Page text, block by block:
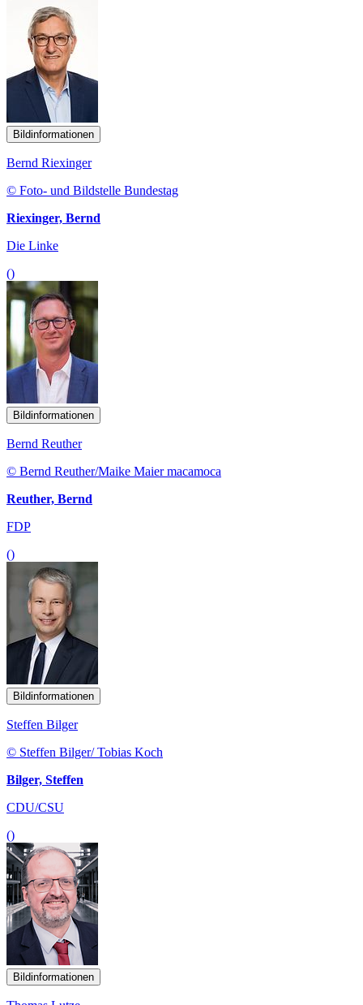
Bildinformationen
Bernd Riexinger
© Foto- und Bildstelle Bundestag
Riexinger, Bernd
Die Linke
()
Bildinformationen
Bernd Reuther
© Bernd Reuther/Maike Maier macamoca
Reuther, Bernd
FDP
()
Bildinformationen
Steffen Bilger
© Steffen Bilger/ Tobias Koch
Bilger, Steffen
CDU/CSU
()
Bildinformationen